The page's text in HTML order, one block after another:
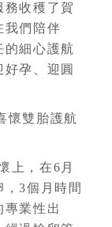
收穫了賀
我們陪伴
細心護航
孕、迎圓
懷雙胎護航
上，在6月
3個月時間
業性出